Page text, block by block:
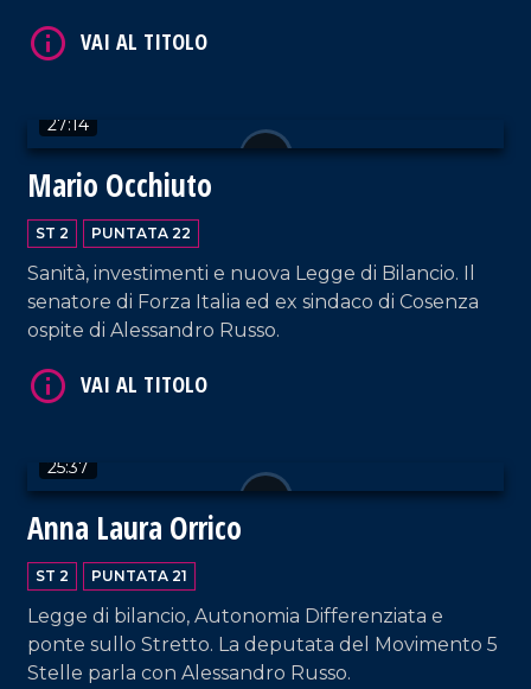
27:14
Mario Occhiuto
ST 2 PUNTATA 22
Sanità, investimenti e nuova Legge di Bilancio. Il
senatore di Forza Italia ed ex sindaco di Cosenza
ospite di Alessandro Russo.
25:37
Anna Laura Orrico
ST 2 PUNTATA 21
Legge di bilancio, Autonomia Differenziata e
ponte sullo Stretto. La deputata del Movimento 5
Stelle parla con Alessandro Russo.
VAI AL TITOLO
VAI AL TITOLO